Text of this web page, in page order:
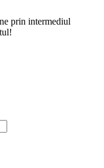
prin intermediul